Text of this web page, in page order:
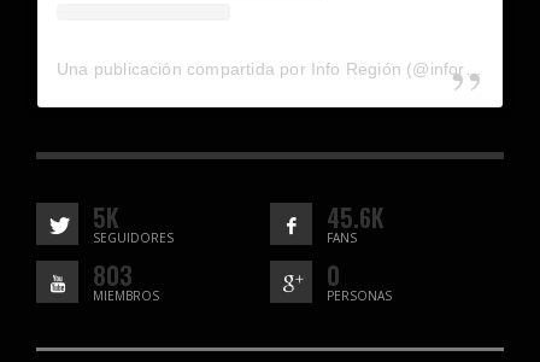
Una publicación compartida por Info Región (@inforegion_redes)
5K
SEGUIDORES
45.6K
FANS
803
MIEMBROS
0
PERSONAS